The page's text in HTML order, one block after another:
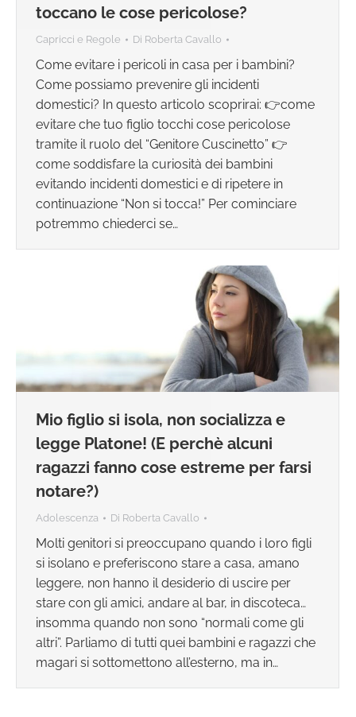
toccano le cose pericolose?
Capricci e Regole Di Roberta Cavallo
Come evitare i pericoli in casa per i bambini?
Come possiamo prevenire gli incidenti
domestici? In questo articolo scoprirai: 👉come
evitare che tuo figlio tocchi cose pericolose
tramite il ruolo del “Genitore Cuscinetto” 👉
come soddisfare la curiosità dei bambini
evitando incidenti domestici e di ripetere in
continuazione “Non si tocca!” Per cominciare
potremmo chiederci se…
Mio figlio si isola, non socializza e
legge Platone! (E perchè alcuni
ragazzi fanno cose estreme per farsi
notare?)
Adolescenza Di Roberta Cavallo
Molti genitori si preoccupano quando i loro figli
si isolano e preferiscono stare a casa, amano
leggere, non hanno il desiderio di uscire per
stare con gli amici, andare al bar, in discoteca…
insomma quando non sono “normali come gli
altri”. Parliamo di tutti quei bambini e ragazzi che
magari si sottomettono all’esterno, ma in…